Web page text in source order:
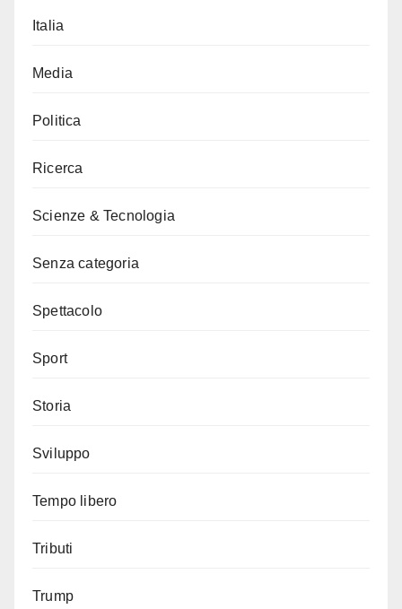
Italia
Media
Politica
Ricerca
Scienze & Tecnologia
Senza categoria
Spettacolo
Sport
Storia
Sviluppo
Tempo libero
Tributi
Trump